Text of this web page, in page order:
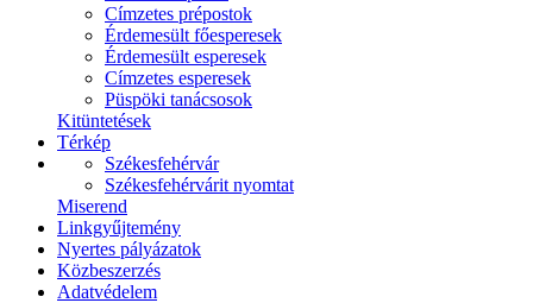
Címzetes prépostok
Érdemesült főesperesek
Érdemesült esperesek
Címzetes esperesek
Püspöki tanácsosok
Kitüntetések
Térkép
Székesfehérvár
Székesfehérvárit nyomtat
Miserend
Linkgyűjtemény
Nyertes pályázatok
Közbeszerzés
Adatvédelem